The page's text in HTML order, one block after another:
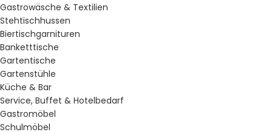
Gastrowäsche & Textilien
Stehtischhussen
Biertischgarnituren
Banketttische
Gartentische
Gartenstühle
Küche & Bar
Service, Buffet & Hotelbedarf
Gastromöbel
Schulmöbel